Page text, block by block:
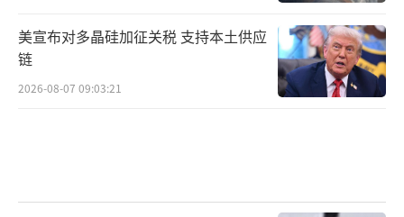
美宣布对多晶硅加征关税 支持本土供应
链
2026-08-07 09:03:21